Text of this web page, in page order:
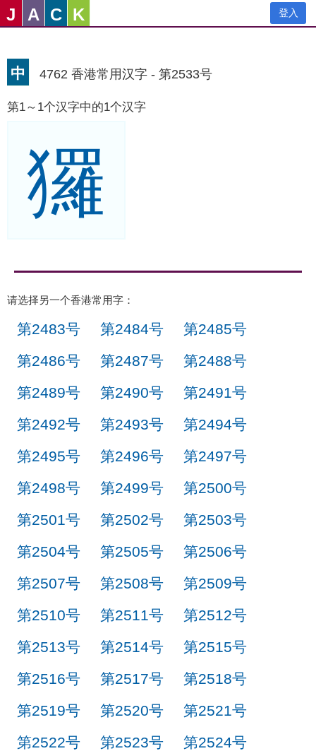
J A C K 登入
中 4762 香港常用汉字 - 第2533号
第1～1个汉字中的1个汉字
玀
请选择另一个香港常用字：
第2483号 第2484号
第2485号
第2486号
第2487号
第2488号
第2489号
第2490号
第2491号
第2492号
第2493号
第2494号
第2495号
第2496号
第2497号
第2498号
第2499号
第2500号
第2501号
第2502号
第2503号
第2504号
第2505号
第2506号
第2507号
第2508号
第2509号
第2510号
第2511号
第2512号
第2513号
第2514号
第2515号
第2516号
第2517号
第2518号
第2519号
第2520号
第2521号
第2522号
第2523号
第2524号